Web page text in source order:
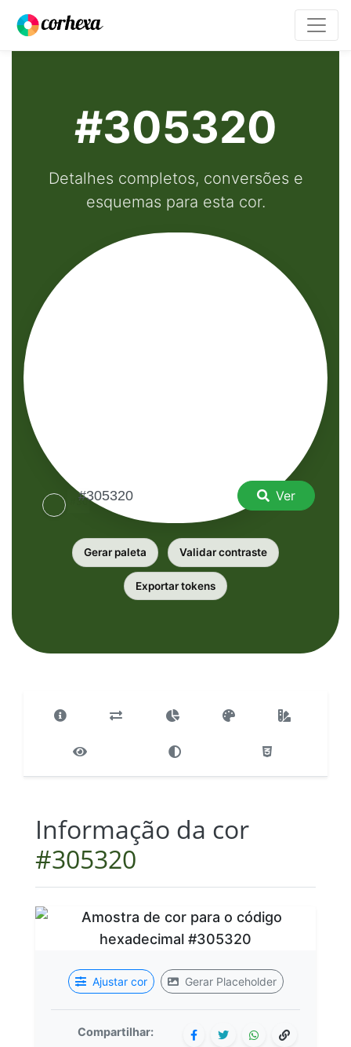
#305320
Detalhes completos, conversões e
esquemas para esta cor.
Ver
Gerar paleta Validar contraste
Exportar tokens
Informação da cor
#305320
Ajustar cor Gerar Placeholder
Compartilhar: